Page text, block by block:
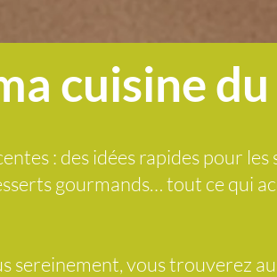
cuisine
: des idées rapides pour les
gourmands… tout ce qui
sereinement, vous trouverez